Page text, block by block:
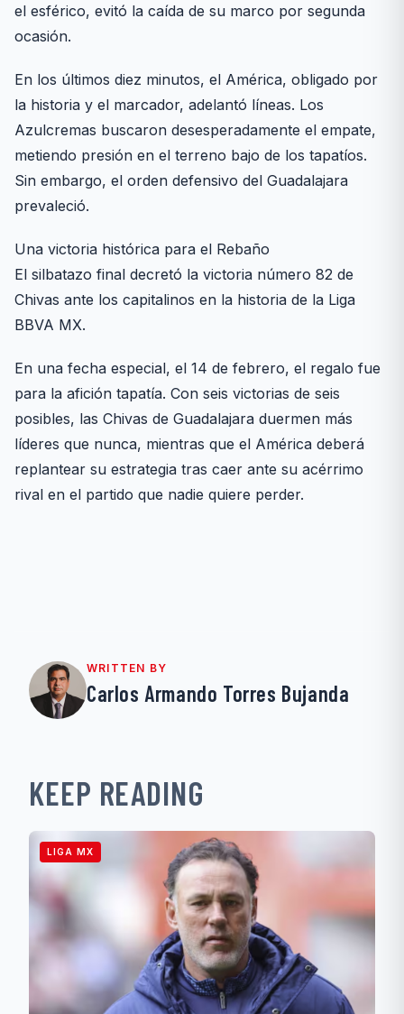
el esférico, evitó la caída de su marco por segunda
ocasión.
En los últimos diez minutos, el América, obligado por
la historia y el marcador, adelantó líneas. Los
Azulcremas buscaron desesperadamente el empate,
metiendo presión en el terreno bajo de los tapatíos.
Sin embargo, el orden defensivo del Guadalajara
prevaleció.
Una victoria histórica para el Rebaño
El silbatazo final decretó la victoria número 82 de
Chivas ante los capitalinos en la historia de la Liga
BBVA MX.
En una fecha especial, el 14 de febrero, el regalo fue
para la afición tapatía. Con seis victorias de seis
posibles, las Chivas de Guadalajara duermen más
líderes que nunca, mientras que el América deberá
replantear su estrategia tras caer ante su acérrimo
rival en el partido que nadie quiere perder.
WRITTEN BY
Carlos Armando Torres Bujanda
KEEP READING
LIGA MX